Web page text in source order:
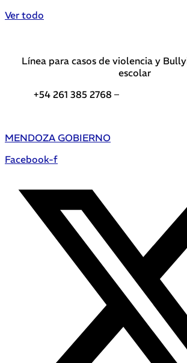
Ver todo
Línea para casos de violencia y
escolar
+54 261 385 2768 –
MENDOZA GOBIERNO
Facebook-f